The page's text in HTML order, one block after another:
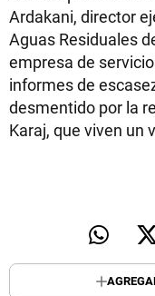
Ardakani, director
Aguas Residuales
empresa de
informes de
desmentido por la
Karaj, que viven un